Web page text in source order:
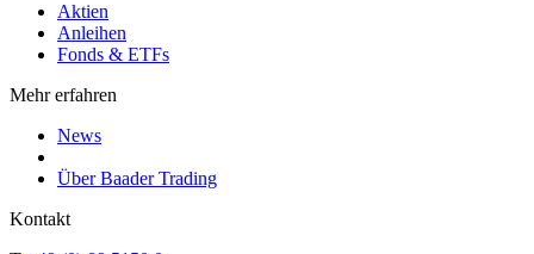
Aktien
Anleihen
Fonds & ETFs
Mehr erfahren
News
Über Baader Trading
Kontakt